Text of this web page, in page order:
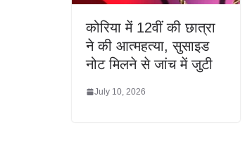
कोरिया में 12वीं की छात्रा
ने की आत्महत्या, सुसाइड
नोट मिलने से जांच में जुटी
July 10, 2026